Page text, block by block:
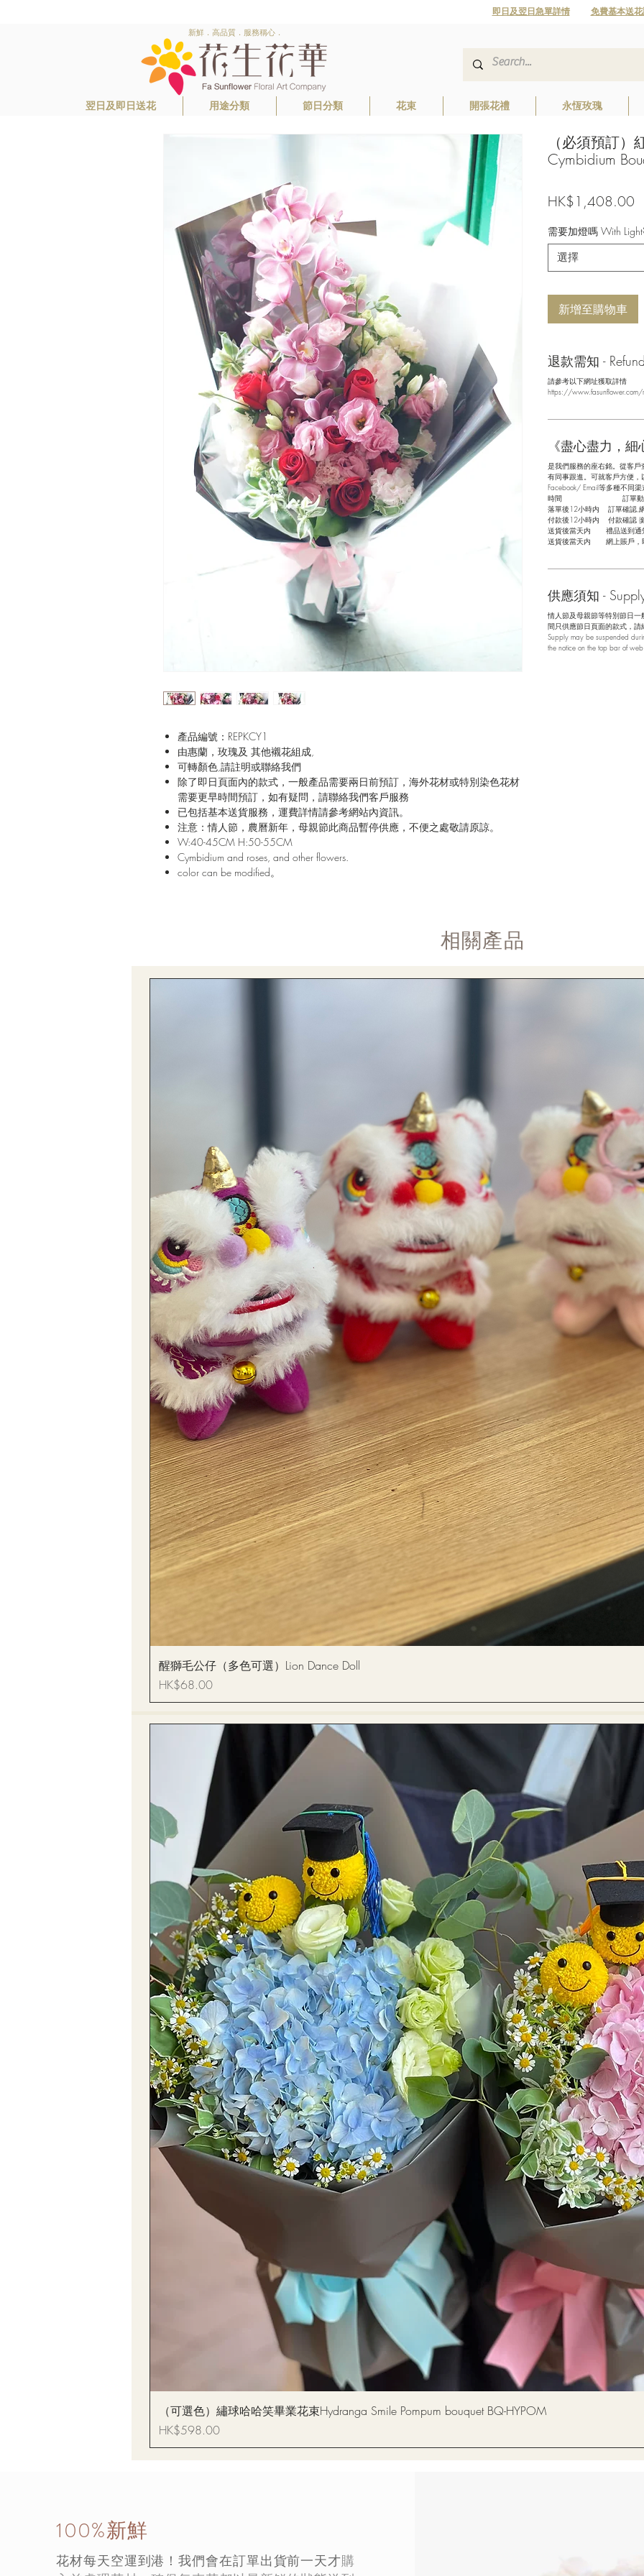
即日及翌日急單詳情 免費基本送
新鮮．高品質．服務稱心．
翌日及即日送花 用途分類 節日分類 花束 開張花禮 永恆玫瑰
產品編號：REPKCY1
由惠蘭，玫瑰及 其他襯花組成,
可轉顏色,請註明或聯絡我們
除了即日頁面內的款式，一般產品需要兩日前預訂，海外花材或特別染色花材
需要更早時間預訂，如有疑問，請聯絡我們客戶服務
已包括基本送貨服務，運費詳情請參考網站內資訊。
注意：情人節，農曆新年，母親節此商品暫停供應，不便之處敬請原諒。
W:40-45CM H:50-55CM
Cymbidium and roses, and other flowers.
color can be modified。
（必須預訂）
Cymbidium
HK$1,408.00
需要加燈嗎 With
選擇
新增至購物車
退款需知 -
請參考以下網址獲取詳情
https://www.fasunflower.com/
《盡心盡力，細
是我們服務的座右銘。從客
有同事跟進。可就客戶方便
Facebook/ Email等多種不同渠
時間 訂單動
落單後12小時内 訂單確認,
付款後12小時内 付款確認 (
送貨後當天内 禮品送到通
送貨後當天内 網上賬戶，
供應須知 -
情人節及母親節等特別節日
間只供應節日頁面的款式，請
Supply may be suspended
the notice on the top bar of
​相關產品
醒獅毛公仔（多色可選）Lion Dance Doll
價格
HK$68.00
快速瀏覽
（可選色）繡球哈哈笑畢業花束Hydranga Smile Pompum bouquet BQ-HYPOM
價格
HK$598.00
花材每天空運到港！我們會在訂單出貨前一天才購
100%新鮮